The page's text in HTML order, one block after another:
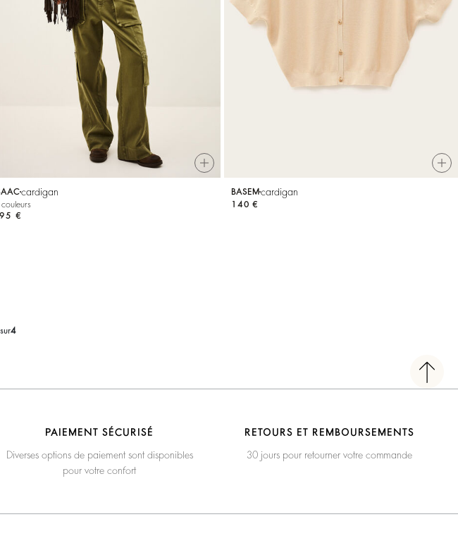
cardigan
€
BASEM cardigan
140 €
4
PAIEMENT SÉCURISÉ
Diverses options de paiement sont disponibles
pour votre confort
RETOURS ET REMBOURSEMENTS
30 jours pour retourner votre commande